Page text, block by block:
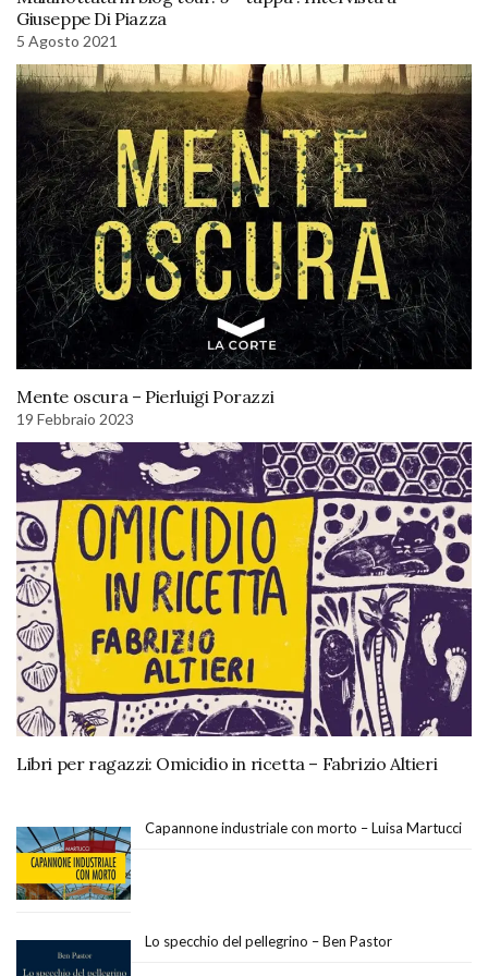
Giuseppe Di Piazza
5 Agosto 2021
Mente oscura – Pierluigi Porazzi
19 Febbraio 2023
Libri per ragazzi: Omicidio in ricetta – Fabrizio Altieri
Capannone industriale con morto – Luisa Martucci
Lo specchio del pellegrino – Ben Pastor